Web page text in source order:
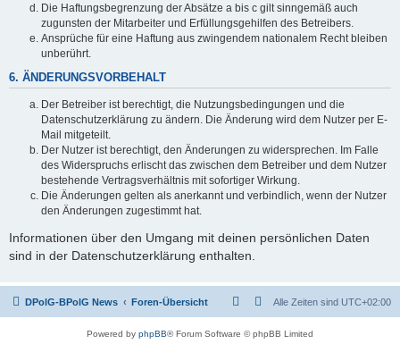
Die Haftungsbegrenzung der Absätze a bis c gilt sinngemäß auch
zugunsten der Mitarbeiter und Erfüllungsgehilfen des Betreibers.
Ansprüche für eine Haftung aus zwingendem nationalem Recht bleiben
unberührt.
6. ÄNDERUNGSVORBEHALT
Der Betreiber ist berechtigt, die Nutzungsbedingungen und die
Datenschutzerklärung zu ändern. Die Änderung wird dem Nutzer per E-
Mail mitgeteilt.
Der Nutzer ist berechtigt, den Änderungen zu widersprechen. Im Falle
des Widerspruchs erlischt das zwischen dem Betreiber und dem Nutzer
bestehende Vertragsverhältnis mit sofortiger Wirkung.
Die Änderungen gelten als anerkannt und verbindlich, wenn der Nutzer
den Änderungen zugestimmt hat.
Informationen über den Umgang mit deinen persönlichen Daten
sind in der Datenschutzerklärung enthalten.
DPolG-BPolG News Foren-Übersicht Alle Zeiten sind UTC+02:00
Powered by phpBB® Forum Software © phpBB Limited